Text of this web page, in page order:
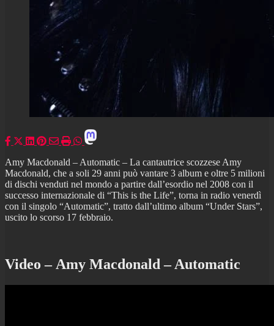
Amy Macdonald – Automatic – La cantautrice scozzese Amy
Macdonald, che a soli 29 anni può vantare 3 album e oltre 5 milioni
di dischi venduti nel mondo a partire dall’esordio nel 2008 con il
successo internazionale di “This is the Life”, torna in radio venerdì
con il singolo “Automatic”, tratto dall’ultimo album “Under Stars”,
uscito lo scorso 17 febbraio.
Video – Amy Macdonald – Automatic